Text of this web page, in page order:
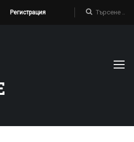
Регистрация